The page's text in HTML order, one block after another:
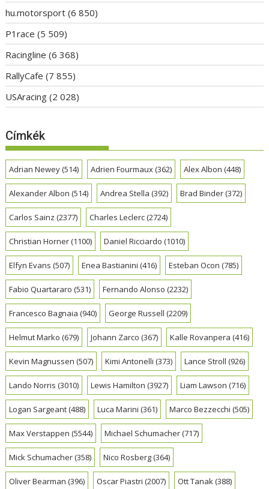
hu.motorsport (6 850)
P1race (5 509)
Racingline (6 368)
RallyCafe (7 855)
USAracing (2 028)
Címkék
Adrian Newey(514) Adrien Fourmaux(362) Alex Albon (448)
Alexander Albon (514) Andrea Stella (392) Brad Binder(372)
Carlos Sainz (2377) Charles Leclerc(2724)
Christian Horner(1100) Daniel Ricciardo (1010)
Elfyn Evans (507) Enea Bastianini (416) Esteban Ocon (785)
Fabio Quartararo (531) Fernando Alonso (2232)
Francesco Bagnaia (940) George Russell (2209)
Helmut Marko (679) Johann Zarco (367) Kalle Rovanpera (416)
Kevin Magnussen (507) Kimi Antonelli (373) Lance Stroll (926)
Lando Norris (3010) Lewis Hamilton (3927) Liam Lawson (716)
Logan Sargeant(488) Luca Marini (361) Marco Bezzecchi (505)
Max Verstappen (5544) Michael Schumacher(717)
Mick Schumacher(358) Nico Rosberg(364)
Oliver Bearman (396) Oscar Piastri (2007) Ott Tanak(388)